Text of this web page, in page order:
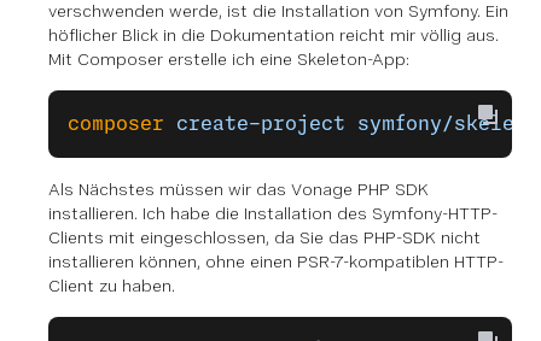
verschwenden werde, ist die Installation von Symfony. Ein
höflicher Blick in die Dokumentation reicht mir völlig aus.
Mit Composer erstelle ich eine Skeleton-App:
composer create-project symfony/
Als Nächstes müssen wir das Vonage PHP SDK
installieren. Ich habe die Installation des Symfony-HTTP-
Clients mit eingeschlossen, da Sie das PHP-SDK nicht
installieren können, ohne einen PSR-7-kompatiblen HTTP-
Client zu haben.